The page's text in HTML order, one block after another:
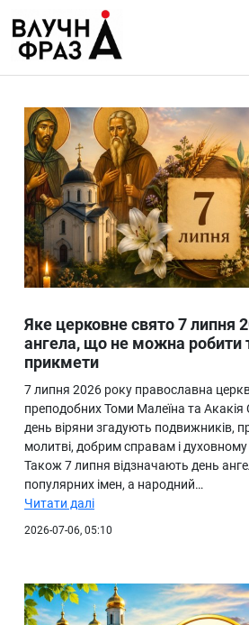
содержимому
Гроші
Життя
Лайфстайл
ТехноНаука
Людина
Ukraine
Про нас
Яке церковне свято 7 липня
ангела, що не можна робити
прикмети
7 липня 2026 року православна
преподобних Томи Малеїна та
день віряни згадують подвижників,
молитві, добрим справам і
Також 7 липня відзначають день
популярних імен, а народний…
Читати далі
2026-07-06, 05:10